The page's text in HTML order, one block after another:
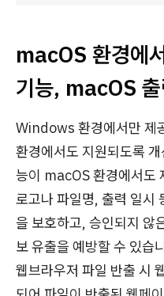
macOS 환경에
기능, macOS
Windows 환경에서만 제
환경에서도 지원되도록
능이 macOS 환경에서도
로고나 파일명, 출력 일시
을 보호하고, 승인되지 않
보 유출을 예방할 수 있습
웹브라우저 파일 반출 시